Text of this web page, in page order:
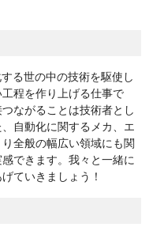
る世の中の技術を駆使し
程を作り上げる仕事で
ながることは技術者とし
自動化に関するメカ、エ
全般の幅広い領域にも関
できます。我々と一緒に
ていきましょう！